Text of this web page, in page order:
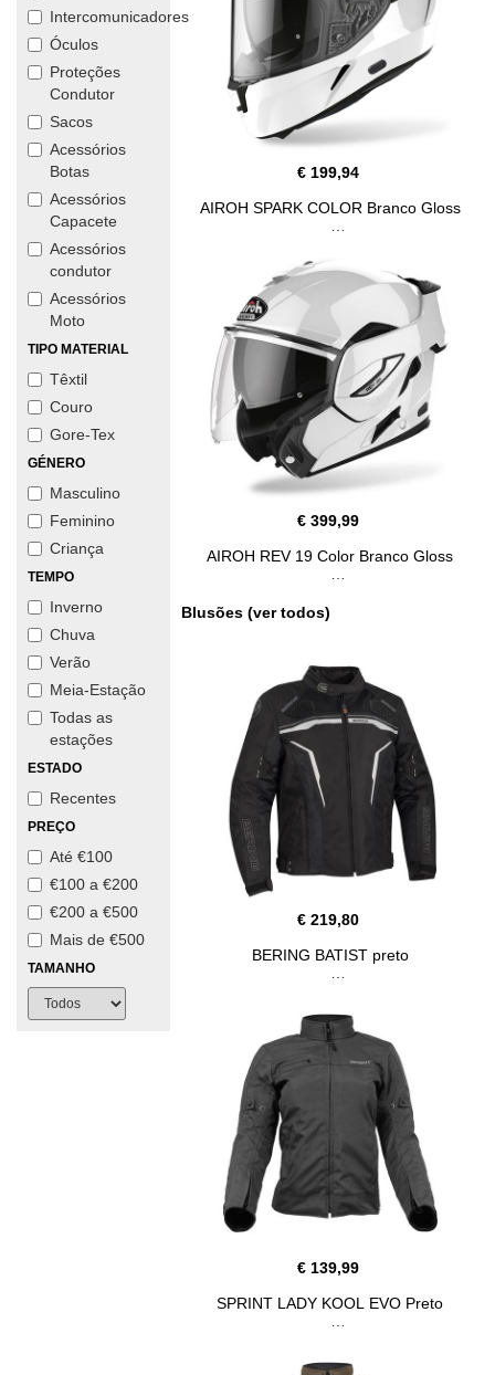
Intercomunicadores
Óculos
Proteções
Condutor
Sacos
Acessórios
Botas
Acessórios
Capacete
Acessórios
condutor
Acessórios
Moto
TIPO MATERIAL
Têxtil
Couro
Gore-Tex
GÉNERO
Masculino
Feminino
Criança
TEMPO
Inverno
Chuva
Verão
Meia-Estação
Todas as
estações
ESTADO
Recentes
PREÇO
Até €100
€100 a €200
€200 a €500
Mais de €500
TAMANHO
€ 199,94
AIROH SPARK COLOR Branco Gloss
€ 399,99
AIROH REV 19 Color Branco Gloss
Blusões (ver todos)
€ 219,80
BERING BATIST preto
€ 139,99
SPRINT LADY KOOL EVO Preto